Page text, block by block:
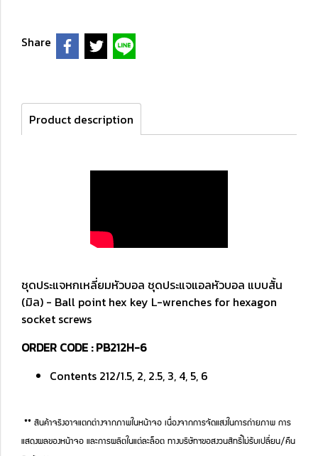
Share
Product description
ชุดประแจหกเหลี่ยมหัวบอล ชุดประแจแอลหัวบอล แบบสั้น
(มิล) - Ball point hex key L-wrenches for hexagon
socket screws
ORDER CODE : PB212H-6
Contents 212/1.5, 2, 2.5, 3, 4, 5, 6
** สินค้าจริงอาจแตกต่างจากภาพในหน้าจอ เนื่องจากการจัดแสงในการถ่ายภาพ การ
แสดงผลของหน้าจอ และการผลิตในแต่ละล็อต ทางบริษัทฯขอสงวนสิทธิ์ไม่รับเปลี่ยน/คืน